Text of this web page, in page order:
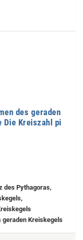
des geraden
Die Kreiszahl pi
des Pythagoras,
Kreiskegels